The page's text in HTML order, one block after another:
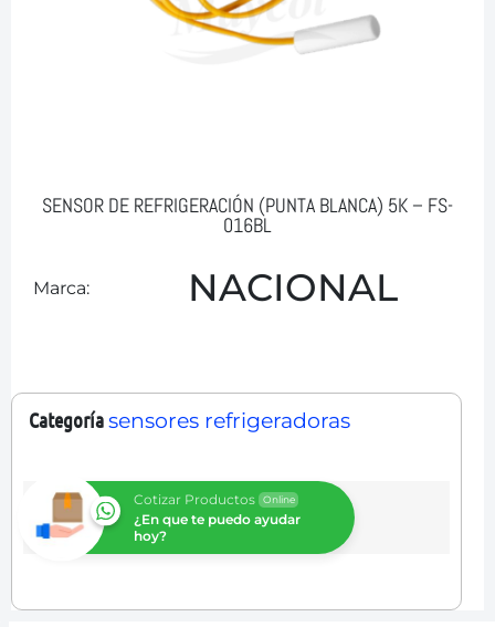
SENSOR DE REFRIGERACIÓN (PUNTA BLANCA) 5K – FS-
016BL
Marca: NACIONAL
Categoríasensores refrigeradoras
Cotizar Productos Online
¿En que te puedo ayudar
hoy?